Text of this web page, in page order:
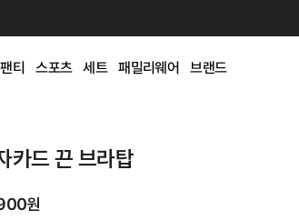
팬티 스포츠 세트 패밀리웨어 브랜드
카드 끈 브라탑
원